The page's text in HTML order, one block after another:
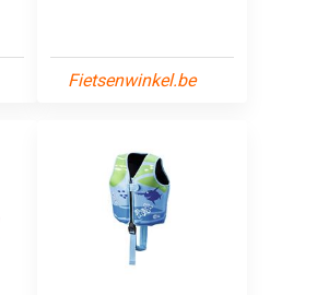
Fietsenwinkel.be